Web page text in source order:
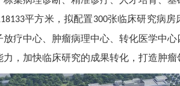
平方米，拟配置300张临床研究病房
疗中心、肿瘤病理中心、转化医学中
，加快临床研究的成果转化，打造肿瘤